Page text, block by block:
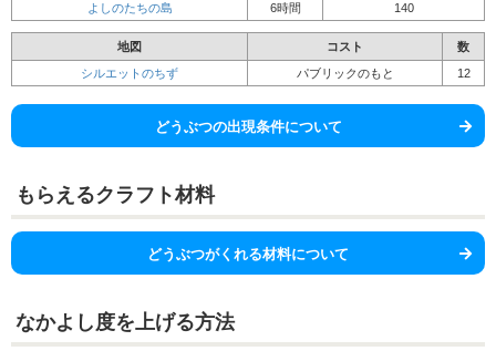
よしのたちの島
6時間 140
地図 コスト
数
シルエットのちず
パブリックのもと 12
どうぶつの出現条件について
もらえるクラフト材料
どうぶつがくれる材料について
なかよし度を上げる方法